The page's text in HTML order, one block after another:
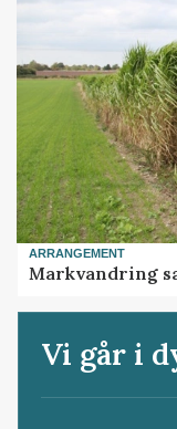
ARRANGEMENT
Markvandring
Vi går i